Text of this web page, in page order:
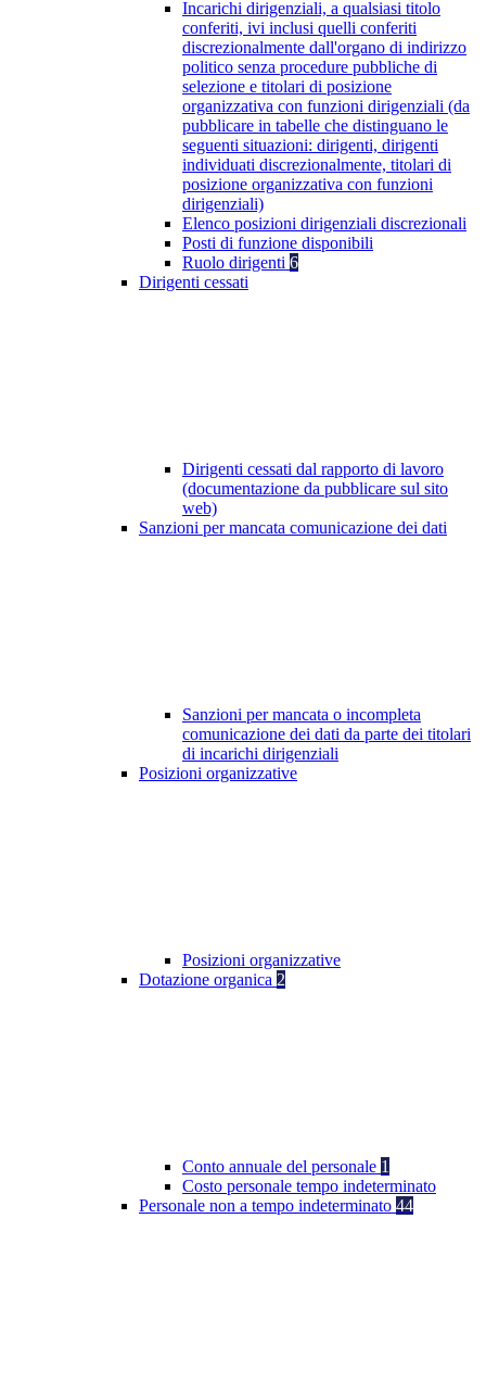
Incarichi dirigenziali, a qualsiasi titolo
conferiti, ivi inclusi quelli conferiti
discrezionalmente dall'organo di indirizzo
politico senza procedure pubbliche di
selezione e titolari di posizione
organizzativa con funzioni dirigenziali (da
pubblicare in tabelle che distinguano le
seguenti situazioni: dirigenti, dirigenti
individuati discrezionalmente, titolari di
posizione organizzativa con funzioni
dirigenziali)
Elenco posizioni dirigenziali discrezionali
Posti di funzione disponibili
Ruolo dirigenti 6
Dirigenti cessati
Dirigenti cessati dal rapporto di lavoro
(documentazione da pubblicare sul sito
web)
Sanzioni per mancata comunicazione dei dati
Sanzioni per mancata o incompleta
comunicazione dei dati da parte dei titolari
di incarichi dirigenziali
Posizioni organizzative
Posizioni organizzative
Dotazione organica 2
Conto annuale del personale 1
Costo personale tempo indeterminato
Personale non a tempo indeterminato 44